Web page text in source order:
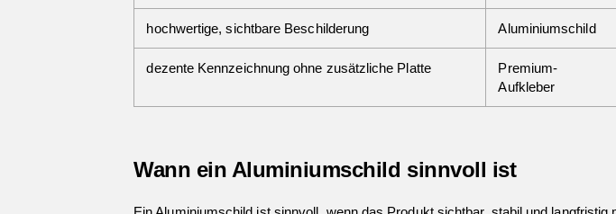
hochwertige, sichtbare Beschilderung Aluminiumschild
dezente Kennzeichnung ohne zusätzliche Platte
Premium-
Aufkleber
Wann ein Aluminiumschild sinnvoll ist